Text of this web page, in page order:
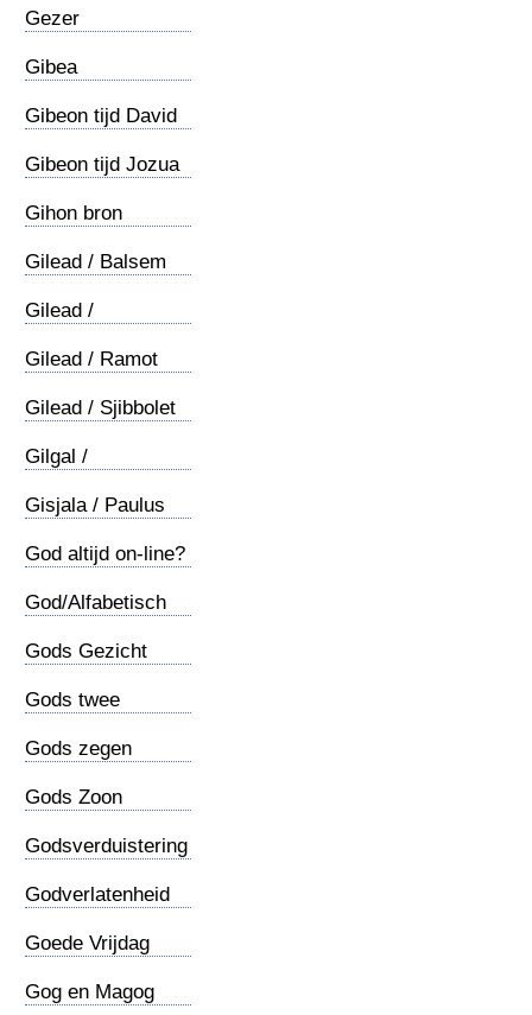
Gezer
Gibea
Gibeon tijd David
Gibeon tijd Jozua
Gihon bron
Gilead / Balsem
Gilead /
Gilead / Ramot
Gilead / Sjibbolet
Gilgal /
Gisjala / Paulus
God altijd on-line?
God/Alfabetisch
Gods Gezicht
Gods twee
Gods zegen
Gods Zoon
Godsverduistering
Godverlatenheid
Goede Vrijdag
Gog en Magog